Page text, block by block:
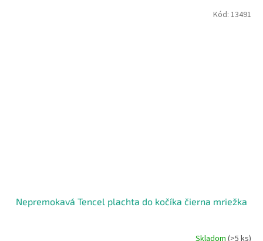
Nepremokavá Tencel plachta do kočíka čierna mriežka
Skladom (>5 ks)
Kód: 13491